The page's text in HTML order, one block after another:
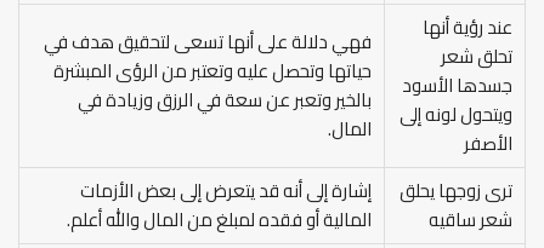
عند رؤية أنها
تحلق شعر
جسدها الأسود
ويتحول لونه إلى
الأصفر
فهي دلالة على أنها تسعى لتحقيق هدف في
حياتها وتحصل عليه وتعتبر من الرؤى المبشرة
بالخير وتعبر عن سعة في الرزق وزيادة في
المال.
ترى زوجها يحلق
شعر ساقيه
إشارة إلى أنه قد يتعرض إلى بعض الأزمات
المالية أو فقده لمبلغ من المال والله أعلم.